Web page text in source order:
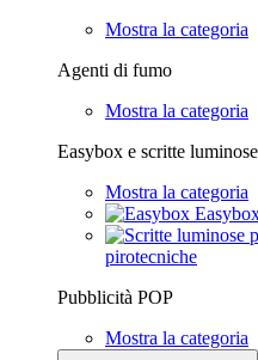
Mostra la categoria
Agenti di fumo
Mostra la categoria
Easybox e scritte
Mostra la categoria
pirotecniche
Pubblicità POP
Mostra la categoria